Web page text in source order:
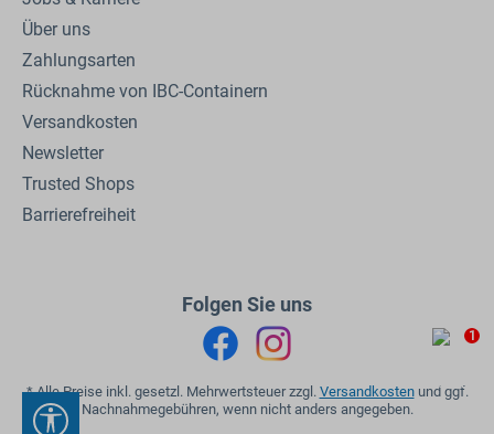
Über uns
Zahlungsarten
Rücknahme von IBC-Containern
Versandkosten
Newsletter
Trusted Shops
Barrierefreiheit
Folgen Sie uns
* Alle Preise inkl. gesetzl. Mehrwertsteuer zzgl. Versandkostenund ggf.
Nachnahmegebühren, wenn nicht anders angegeben.
Werkzeugleiste anzeigen
1